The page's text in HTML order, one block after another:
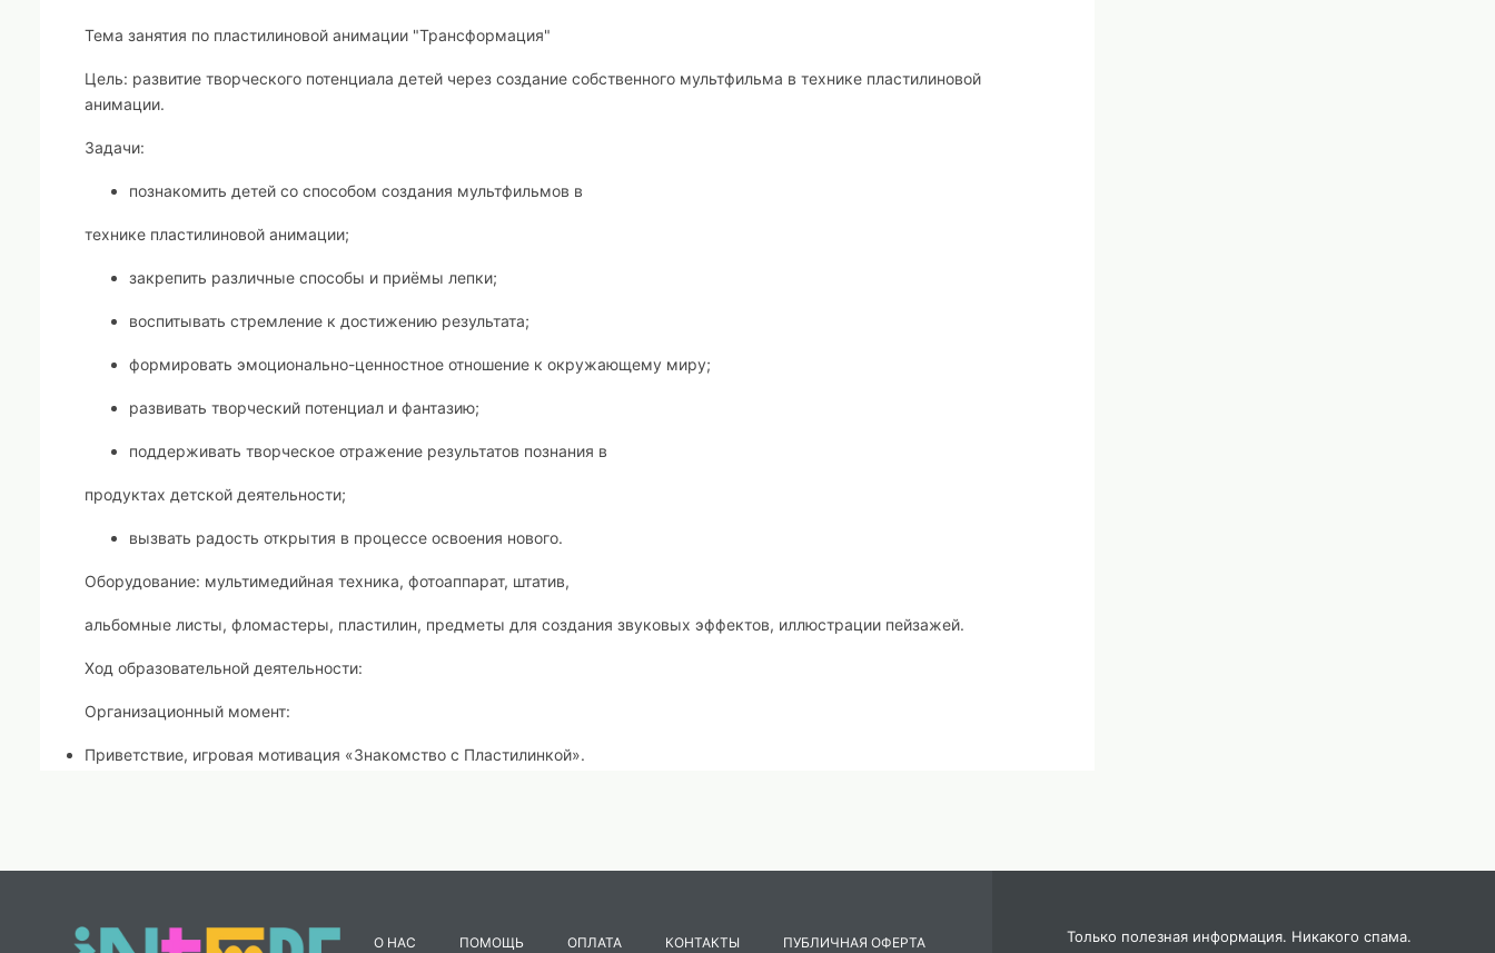
Тема занятия по пластилиновой анимации "Трансформация"
Цель: развитие творческого потенциала детей через создание собственного мультфильма в технике пластилиновой
анимации.
Задачи:
познакомить детей со способом создания мультфильмов в
технике пластилиновой анимации;
закрепить различные способы и приёмы лепки;
воспитывать стремление к достижению результата;
формировать эмоционально-ценностное отношение к окружающему миру;
развивать творческий потенциал и фантазию;
поддерживать творческое отражение результатов познания в
продуктах детской деятельности;
вызвать радость открытия в процессе освоения нового.
Оборудование: мультимедийная техника, фотоаппарат, штатив,
альбомные листы, фломастеры, пластилин, предметы для создания звуковых эффектов, иллюстрации пейзажей.
Ход образовательной деятельности:
Организационный момент:
Приветствие, игровая мотивация «Знакомство с Пластилинкой».
Объяснение понятия "трансформация" в пластилиновой анимации: разъяснение термина "трансформация" как процесса
О НАС ПОМОЩЬ ОПЛАТА КОНТАКТЫ ПУБЛИЧНАЯ ОФЕРТА Только полезная информация. Никакого спама.